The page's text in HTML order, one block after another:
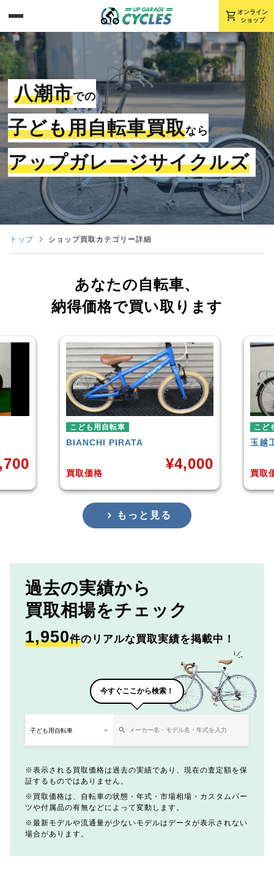
shopping_cart オンライン
ショップ
八潮市での
子ども用自転車買取なら
アップガレージサイクルズ
トップ ショップ買取カテゴリー詳細
あなたの自転車、
納得価格で買い取ります
MAHALO JUNIOR
もっと見る
過去の実績から
買取相場をチェック
1,950件のリアルな買取実績を掲載中！
今すぐここから検索！
表示される買取価格は過去の実績であり、現在の査定額を保
証するものではありません。
買取価格は、自転車の状態・年式・市場相場・カスタムパー
ツや付属品の有無などによって変動します。
最新モデルや流通量が少ないモデルはデータが表示されない
場合があります。